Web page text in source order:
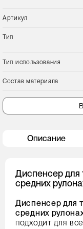
Артикул
Тип
Тип использования
Состав материала
Описание
Диспенсер для
средних
Диспенсер для
средних
подходит для